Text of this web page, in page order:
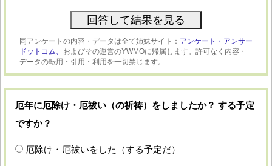
同アンケートの内容・データは全て姉妹サイト： アンケート・アンサー
ドットコム、 およびその運営のYWMOに帰属します。許可なく内容・
データの転用・引用・利用を一切禁じます。
厄年に厄除け・厄祓い（の祈祷）をしましたか？ する予定
ですか？
厄除け・厄祓いをした（する予定だ）